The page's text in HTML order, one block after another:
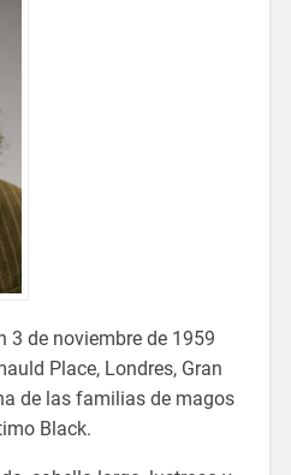
3 de noviembre de 1959
Place, Londres, Gran
de las familias de magos
Black.